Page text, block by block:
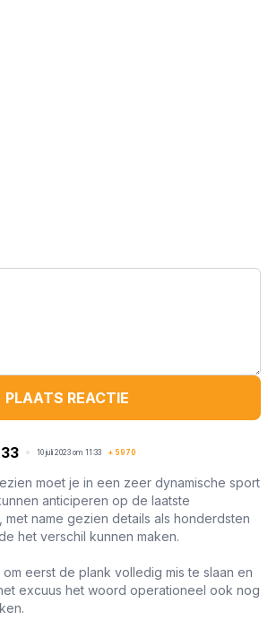
PLAATS REACTIE
10 juli 2023 om 11:33 + 5970
moet je in een zeer dynamische sport
anticiperen op de laatste
met name gezien details als honderdsten
het verschil kunnen maken.
eerst de plank volledig mis te slaan en
excuus het woord operationeel ook nog